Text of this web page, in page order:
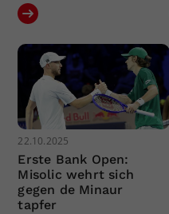
22.10.2025
Erste Bank Open:
Misolic wehrt sich
gegen de Minaur
tapfer